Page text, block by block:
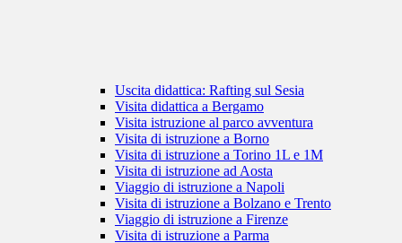
Uscita didattica: Rafting sul Sesia
Visita didattica a Bergamo
Visita istruzione al parco avventura
Visita di istruzione a Borno
Visita di istruzione a Torino 1L e 1M
Visita di istruzione ad Aosta
Viaggio di istruzione a Napoli
Visita di istruzione a Bolzano e Trento
Viaggio di istruzione a Firenze
Visita di istruzione a Parma